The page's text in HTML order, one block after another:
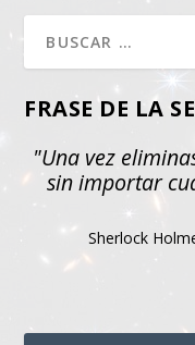
FRASE DE LA
"Una vez
sin importar
Sherlock